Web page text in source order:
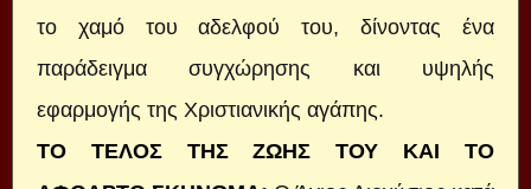
το χαμό του αδελφού του, δίνοντας ένα
παράδειγμα συγχώρησης και υψηλής
εφαρμογής της Χριστιανικής αγάπης.
ΤΟ ΤΕΛΟΣ ΤΗΣ ΖΩΗΣ ΤΟΥ ΚΑΙ ΤΟ